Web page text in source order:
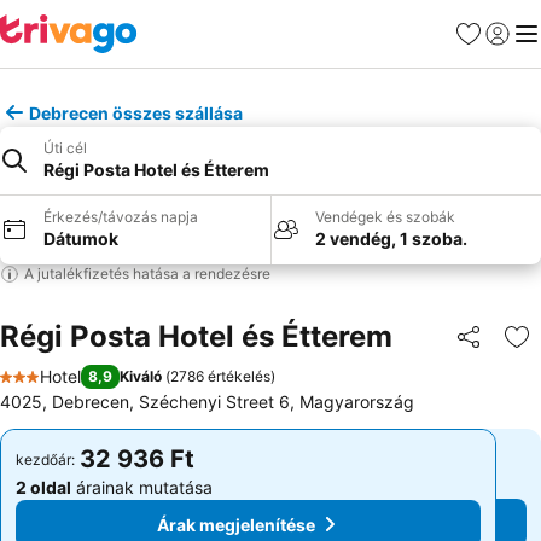
Kedvencek
Debrecen összes szállása
Úti cél
Régi Posta Hotel és Étterem
Érkezés/távozás napja
Dátumok
Vendégek és szobák
2 vendég, 1 szoba.
A jutalékfizetés hatása a rendezésre
Régi Posta Hotel és Étterem
3 Kategória
Hotel 8,9 Kiváló (2786 értékelés)
4025, Debrecen, Széchenyi Street 6, Magyarország
kezdőár: 32 936 Ft
2 oldal árainak mutatása
Árak megjelenítése
kezdőár: 32 936 Ft
2 oldal árainak mutatása
Árak megjelenítése